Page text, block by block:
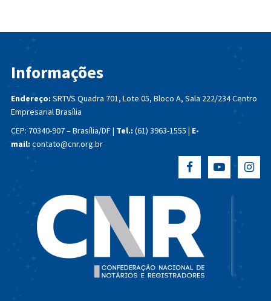
Informações
Endereço: SRTVS Quadra 701, Lote 05, Bloco A, Sala 222/234Centro
Empresarial Brasília
CEP: 70340-907 – Brasília/DF | Tel.: (61) 3963-1555 | E-
mail: contato@cnr.org.br